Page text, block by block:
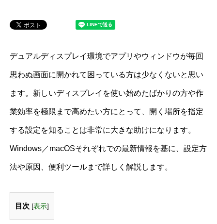
デュアルディスプレイ環境でアプリやウィンドウが毎回
思わぬ画面に開かれて困っている方は少なくないと思い
ます。新しいディスプレイを使い始めたばかりの方や作
業効率を極限まで高めたい方にとって、開く場所を指定
する設定を知ることは非常に大きな助けになります。
Windows／macOSそれぞれでの最新情報を基に、設定方
法や原因、便利ツールまで詳しく解説します。
目次 [表示]